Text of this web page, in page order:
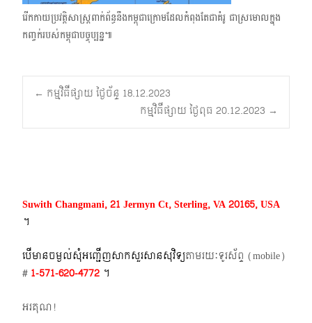
រើកកាយប្រវត្តិសាស្ត្រពាក់ព័ន្ធនឹងកម្ពុជាក្រោម​ដែលកំពុងតែជាគំរូ ជាស្រមោលក្នុង
កញ្ចក់របស់កម្ពុជាបច្ចុប្បន្ន៕
Post
navigation
← កម្មវិធីផ្សាយ ថ្ងៃច័ន្ទ 18.12.2023
កម្មវិធីផ្សាយ ថ្ងៃពុធ 20.12.2023 →
Suwith Changmani, 21 Jermyn Ct, Sterling, VA 20165, USA
។​
បើមានចម្ងល់​សុំអញ្ជើញសាកសួរសានសុវិទ្យតាមរយៈទូរស័ព្ទ​ (mobile)​
# 1-571-620-4772​ ។
អរគុណ!